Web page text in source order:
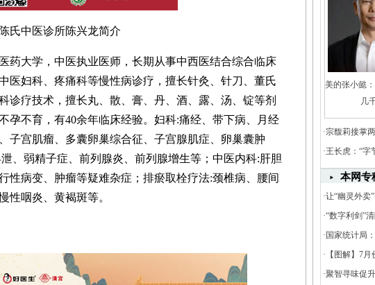
氏中医诊所陈兴龙简介
药大学，中医执业医师，长期从事中西医结合综合临床
医妇科、疼痛科等慢性病诊疗，擅长针灸、针刀、董氏
诊疗技术，擅长丸、散、膏、丹、酒、露、汤、锭等剂
孕不育，有40余年临床经验。妇科:痛经、带下病、月经
子宫肌瘤、多囊卵巢综合征、子宫腺肌症、卵巢囊肿
、弱精子症、前列腺炎、前列腺增生等；中医内科:肝胆
性病变、肿瘤等疑难杂症；排瘀取栓疗法:颈椎病、腰间
性咽炎、黄褐斑等。
美的张小懿
几
·宗馥莉接掌
·王长虎：“字
本网专
·让“幽灵外卖
餐饮电子证
·“数字利剑”
饮电子证照核
· 国家统计局
· 【图解】7
·聚智寻味促